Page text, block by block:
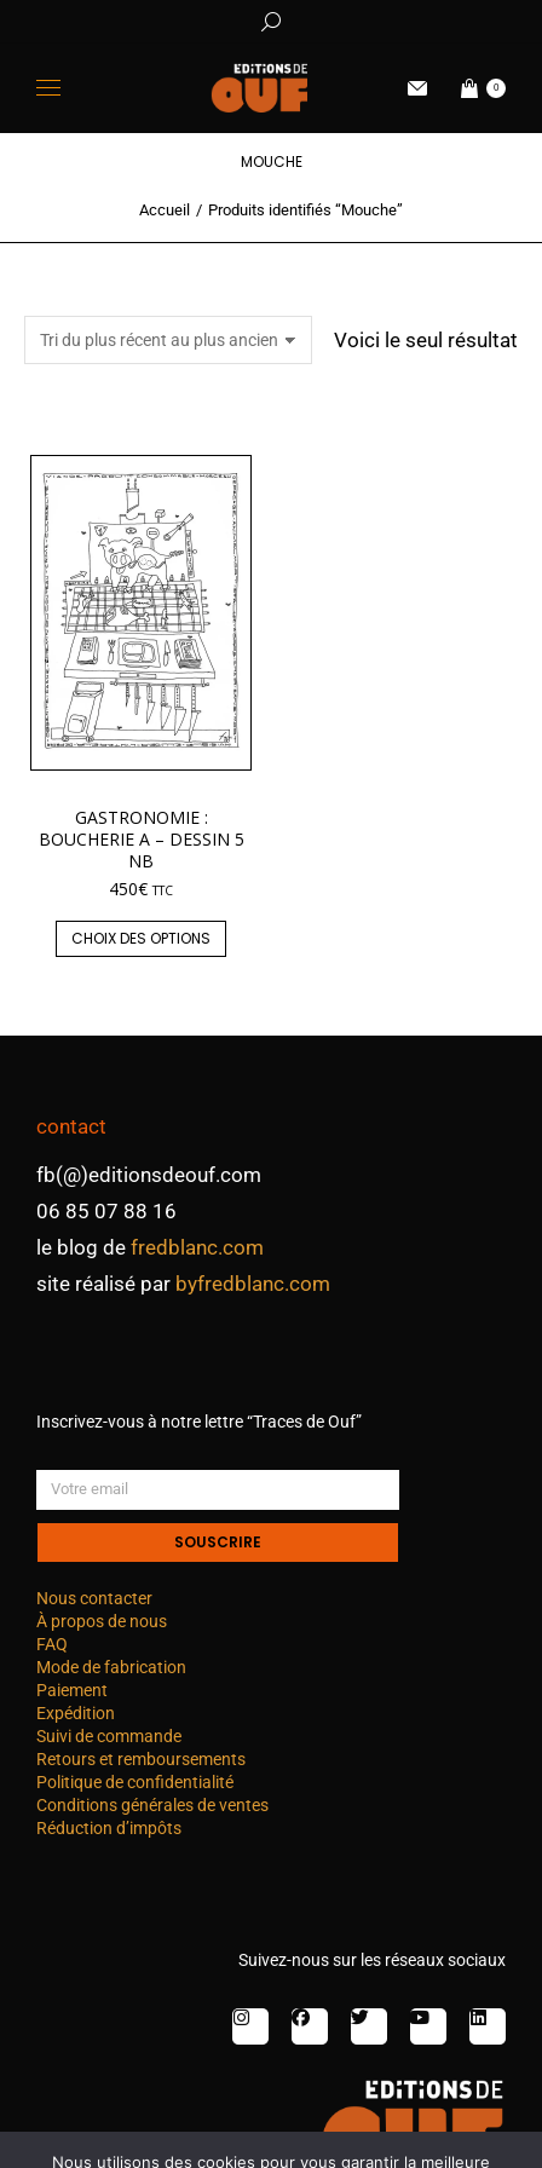
0
MOUCHE
Vous êtes ici :Accueil Produits identifiés “Mouche”
Voici le seul résultat
GASTRONOMIE :
BOUCHERIE A – DESSIN 5
NB
450€ TTC
CHOIX DES OPTIONS
contact
fb(@)editionsdeouf.com
06 85 07 88 16
le blog de fredblanc.com
site réalisé par byfredblanc.com
Inscrivez-vous à notre lettre “Traces de Ouf”
SOUSCRIRE
Nous contacter
À propos de nous
FAQ
Mode de fabrication
Paiement
Expédition
Suivi de commande
Retours et remboursements
Politique de confidentialité
Conditions générales de ventes
Réduction d’impôts
Suivez-nous sur les réseaux sociaux
Nous utilisons des cookies pour vous garantir la meilleure